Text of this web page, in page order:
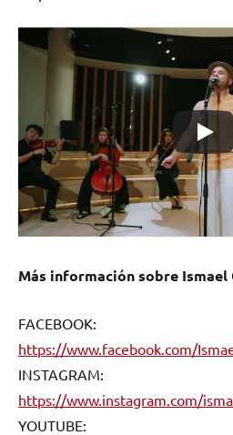
Más información sobre Ismael
FACEBOOK:
https://www.facebook.com/
INSTAGRAM:
https://www.instagram.com/
YOUTUBE: